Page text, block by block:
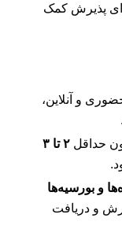
پذیرش کمک
و آنلاین،
.
حداقل
۲ تا ۳
و بورسیه‌ها
و دریافت